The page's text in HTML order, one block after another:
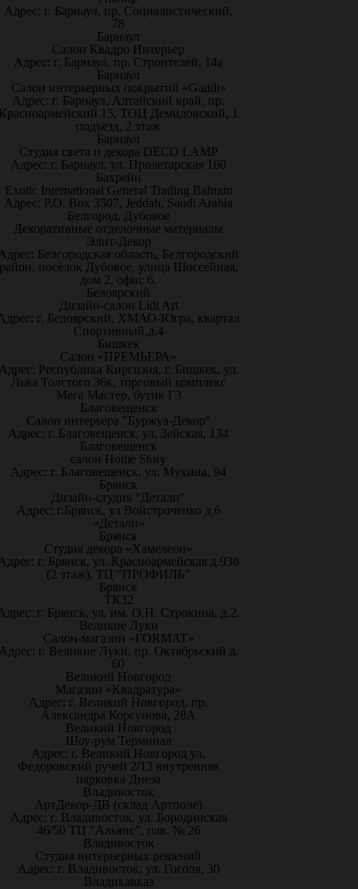
Адрес: г. Барнаул, пр. Социалистический,
78
Барнаул
Салон Квадро Интерьер
Адрес: г. Барнаул, пр. Строителей, 14а
Барнаул
Салон интерьерных покрытий «Gaudi»
Адрес: г. Барнаул, Алтайский край, пр.
15, ТОЦ Демидовский, 1
подъезд, 2 этаж
Барнаул
Студия света и декора DECO LAMP
Адрес: г. Барнаул, ул. Пролетарская 160
Бахрейн
Exotic International General Trading Bahrain
Адрес: P.O. Box 3507, Jeddah, Saudi Arabia
Белгород, Дубовое
Декоративные отделочные материалы
Элит-Декор
Белгородская область, Белгородский
посёлок Дубовое, улица Шоссейная,
дом 2, офис 6.
Белоярский
Дизайн-салон Lidi Art
г. Белоярский, ХМАО-Югра, квартал
Спортивный,д.4
Бишкек
Салон «ПРЕМЬЕРА»
Республика Киргизия, г. Бишкек, ул.
Льва Толстого 36к, торговый комплекс
Мега Мастер, бутик Г3
Благовещенск
Салон интерьера "Буржуа-Декор"
Адрес: г. Благовещенск, ул. Зейская, 134
Благовещенск
салон Home Story
Адрес: г. Благовещенск, ул. Мухина, 94
Брянск
Дизайн-студия "Детали"
Адрес: г.Брянск, ул Войстроченко д.6
«Детали»
Брянск
Студия декора «Хамелеон»
г. Брянск, ул. Красноармейская д.93б
(2 этаж), ТЦ "ПРОФИЛЬ"
Брянск
ТК32
г. Брянск, ул. им. О.Н. Строкина, д.2.
Великие Луки
Салон-магазин «FORMAT»
г. Великие Луки, пр. Октябрьский д.
60
Великий Новгород
Магазин «Квадратура»
Адрес: г. Великий Новгород, пр.
Александра Корсунова, 28А
Великий Новгород
Шоу-рум Терминал
Адрес: г. Великий Новгород ул.
Федоровский ручей 2/13 внутренняя
парковка Диеза
Владивосток
АртДекор-ДВ (склад Артполе)
Адрес: г. Владивосток, ул. Бородинская
46/50 ТЦ "Альянс", пав. № 26
Владивосток
Студия интерьерных решений
Адрес: г. Владивосток, ул. Гоголя, 30
Владикавказ